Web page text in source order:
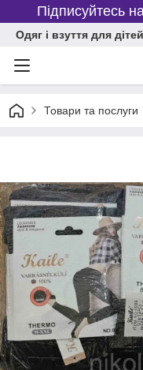
Підписуйтесь
Одяг і взуття для
Товари та послуги